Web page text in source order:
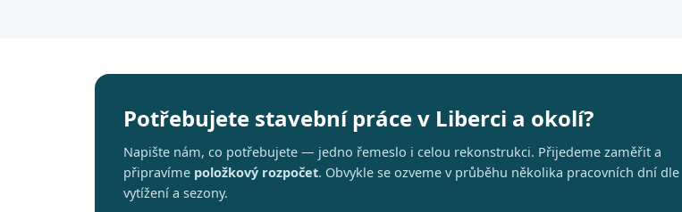
Potřebujete stavební práce v Liberci a okolí?
Napište nám, co potřebujete — jedno řemeslo i celou rekonstrukci. Přijedeme zaměřit a
připravíme položkový rozpočet. Obvykle se ozveme v průběhu několika pracovních dní dle
vytížení a sezony.